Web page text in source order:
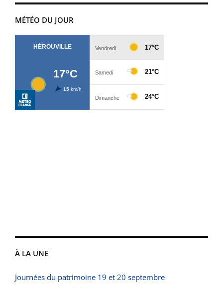
MÉTÉO DU JOUR
À LA UNE
Journées du patrimoine 19 et 20 septembre